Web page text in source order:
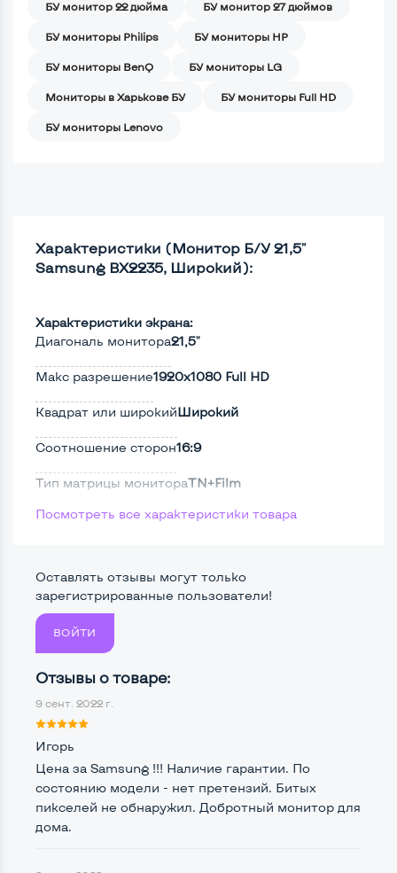
БУ монитор 22 дюйма БУ монитор 27 дюймов
БУ мониторы Philips БУ мониторы HP
БУ мониторы BenQ БУ мониторы LG
Мониторы в Харькове БУ БУ мониторы Full HD
БУ мониторы Lenovo
Характеристики (Монитор Б/У 21,5"
Samsung BX2235, Широкий):
Характеристики экрана:
Диагональ монитора21,5"
Макс разрешение1920x1080 Full HD
Квадрат или широкийШирокий
Соотношение сторон16:9
Тип матрицы монитораTN+Film
Тип подсветки монитораLED
Разъемы подключения:
Крепление сзади, типа VESA
Интерфейс подключения VGA
Интерфейс подключения DVI
Интерфейс подключения HDMIНет
Интерфейс подключения Display port
Посмотреть все характеристики товара
Оставлять отзывы могут только
зарегистрированные пользователи!
ВОЙТИ
Отзывы о товаре:
9 сент. 2022 г.
Игорь
Цена за Samsung !!! Наличие гарантии. По
состоянию модели - нет претензий. Битых
пикселей не обнаружил. Добротный монитор для
дома.